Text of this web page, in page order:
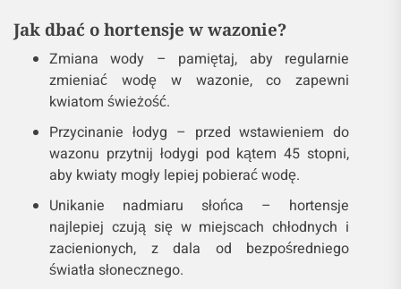
Jak dbać o hortensje w wazonie?
Zmiana wody – pamiętaj, aby regularnie
zmieniać wodę w wazonie, co zapewni
kwiatom świeżość.
Przycinanie łodyg – przed wstawieniem do
wazonu przytnij łodygi pod kątem 45 stopni,
aby kwiaty mogły lepiej pobierać wodę.
Unikanie nadmiaru słońca – hortensje
najlepiej czują się w miejscach chłodnych i
zacienionych, z dala od bezpośredniego
światła słonecznego.